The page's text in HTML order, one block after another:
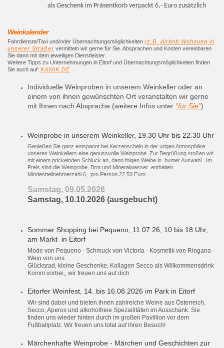
als Geschenk im Präsentkorb verpackt 6,- Euro zusätzlich
Weinkalender
Fahrdienste/Taxi und/oder Übernachtungsmöglichkeiten (z.B. Airbnb Wohnung in
unserer Straße) vermitteln wir gerne für Sie. Absprachen und Kosten vereinbaren
Sie dann mit dem jeweiligen Dienstleister.
Weitere Tipps zu Unternehmungen in Eitorf und Übernachtungsmöglichkeiten finden
Sie auch auf: KAYAK.DE
Individuelle Weinproben in unserem Weinkeller oder an
einem von ihnen gewünschten Ort veranstalten wir gerne
mit Ihnen nach Absprache (weitere Infos unter "für Sie")
Weinprobe in unserem Weinkeller, 19.30 Uhr bis 22.30 Uhr
Genießen Sie ganz entspannt bei Kerzenschein in der urigen Atmosphäre
unseres Weinkellers eine genussvolle Weinprobe. Zur Begrüßung stoßen wir
mit einem prickelnden Schluck an, dann folgen Weine in bunter Auswahl. Im
Preis sind die Weinprobe, Brot und Mineralwasser enthalten.
Mindestteilnehmerzahl 6, pro Person 22,50 Euro
Samstag, 09.05.2026
Samstag, 10.10.2026 (ausgebucht)
Sommer Shopping bei Pequeno, 11.07.26, 10 bis 18 Uhr,
am Markt in Eitorf
Mode von Pequeno - Schmuck von Victoria - Kosmetik von Ringana -
Wein von uns
Glücksrad, kleine Geschenke, Kollagen Secco als Willkommensdrink
Komm vorbei,, wir freuen uns auf dich
Eitorfer Weinfest, 14. bis 16.08.2026 im Park in Eitorf
Wir sind dabei und bieten ihnen zahlreiche Weine aus Österreich,
Secco, Aperos und alkoholfreie Spezailitäten im Ausschank. Sie
finden uns wieder hinten durch im großen Pavillion vor dem
Fußballplatz. Wir freuen uns total auf ihren Besuch!
Märchenhafte Weinprobe - Märchen und Geschichten zur